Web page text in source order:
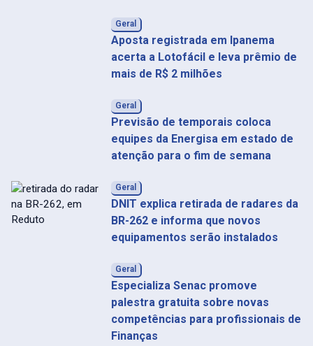
Geral
Aposta registrada em Ipanema
acerta a Lotofácil e leva prêmio de
mais de R$ 2 milhões
Geral
Previsão de temporais coloca
equipes da Energisa em estado de
atenção para o fim de semana
Geral
DNIT explica retirada de radares da
BR-262 e informa que novos
equipamentos serão instalados
Geral
Especializa Senac promove
palestra gratuita sobre novas
competências para profissionais de
Finanças